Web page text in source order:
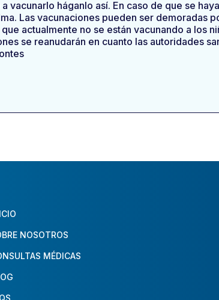
vacunarlo háganlo así. En caso de que se
Las vacunaciones pueden ser demoradas
actualmente no se están vacunando a los
se reanudarán en cuanto las autoridades
NOSOTROS
MÉDICAS